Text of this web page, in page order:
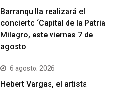
Barranquilla realizará el
concierto ‘Capital de la Patria
Milagro, este viernes 7 de
agosto
6 agosto, 2026
Hebert Vargas, el artista